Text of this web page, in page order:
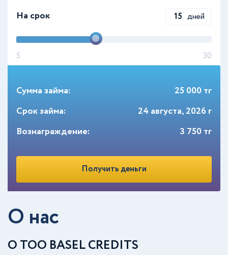
На срок дней
5 30
Сумма займа: 25 000тг
Срок займа:
24 августа, 2026 г
Вознаграждение:
3 750тг
Получить деньги
О нас
О ТОО BASEL CREDITS